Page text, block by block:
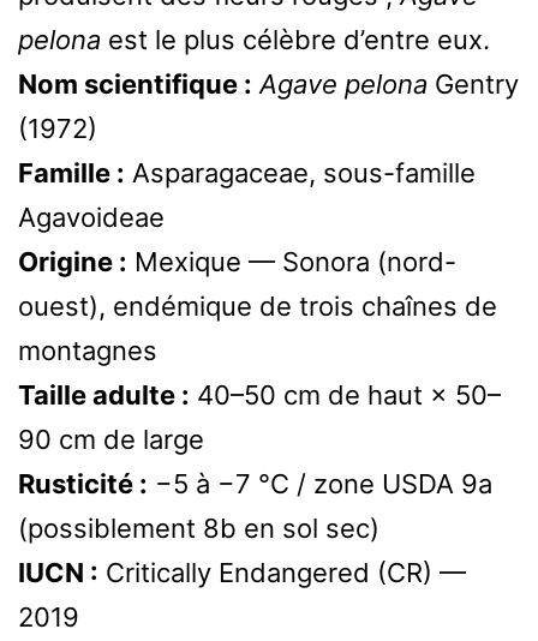
pelona est le plus célèbre d’entre eux.
Nom scientifique : Agave pelona Gentry
(1972)
Famille : Asparagaceae, sous-famille
Agavoideae
Origine : Mexique — Sonora (nord-
ouest), endémique de trois chaînes de
montagnes
Taille adulte : 40–50 cm de haut × 50–
90 cm de large
Rusticité : −5 à −7 °C / zone USDA 9a
(possiblement 8b en sol sec)
IUCN : Critically Endangered (CR) —
2019